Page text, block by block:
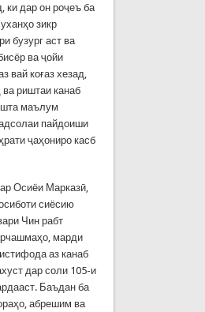
дар он роҷеъ ба
зикр
бузург аст ва
ва ҷойи
вай коғаз хезад,
риштаи канаб
маълум
пайдоиши
ҷаҳониро касб
Осиёи Марказӣ,
сиёсию
Чин рабт
марди
аз канаб
дар соли 105-и
Баъдан ба
абрешим ва